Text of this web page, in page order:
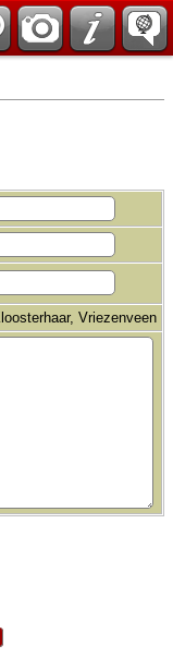
Vriezenveen